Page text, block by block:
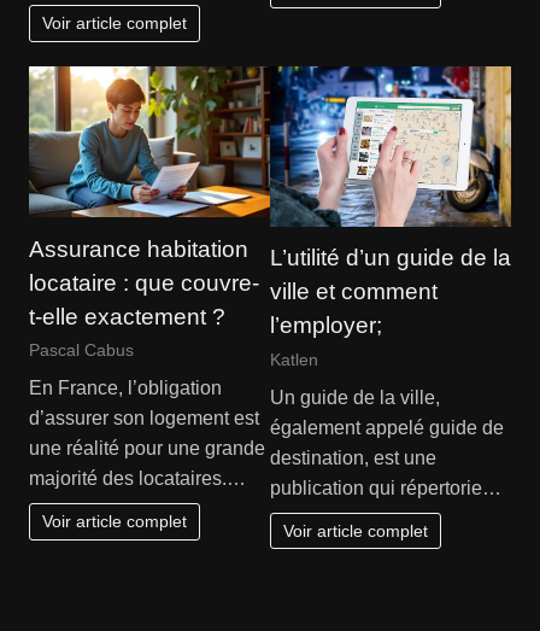
Voir article complet
Assurance habitation
locataire : que couvre-
t-elle exactement ?
Pascal Cabus
En France, l’obligation
d’assurer son logement est
une réalité pour une grande
majorité des locataires.…
Voir article complet
L’utilité d’un guide de la
ville et comment
l’employer;
Katlen
Un guide de la ville,
également appelé guide de
destination, est une
publication qui répertorie…
Voir article complet